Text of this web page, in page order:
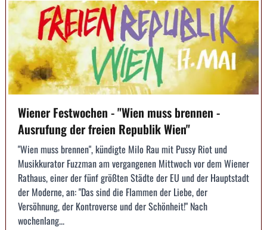
Wiener Festwochen - "Wien muss brennen -
Ausrufung der freien Republik Wien"
"Wien muss brennen", kündigte Milo Rau mit Pussy Riot und
Musikkurator Fuzzman am vergangenen Mittwoch vor dem Wiener
Rathaus, einer der fünf größten Städte der EU und der Hauptstadt
der Moderne, an: "Das sind die Flammen der Liebe, der
Versöhnung, der Kontroverse und der Schönheit!" Nach
wochenlang...